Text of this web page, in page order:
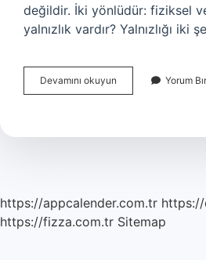
değildir. İki yönlüdür: fiziksel
yalnızlık vardır? Yalnızlığı iki
Devamını okuyun Yalnızlık
Çeşitleri
Yorum
https://appcalender.com.tr
https://fizza.com.tr Sitemap